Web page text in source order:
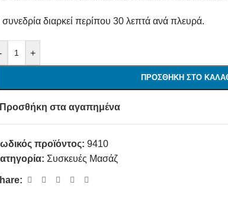
διαρκεί περίπου 30 λεπτά ανά πλευρά.
+
ΠΡΟΣΘΉΚΗ ΣΤΟ
Προσθήκη στα αγαπημένα
προϊόντος: 9410
Συσκευές Μασάζ